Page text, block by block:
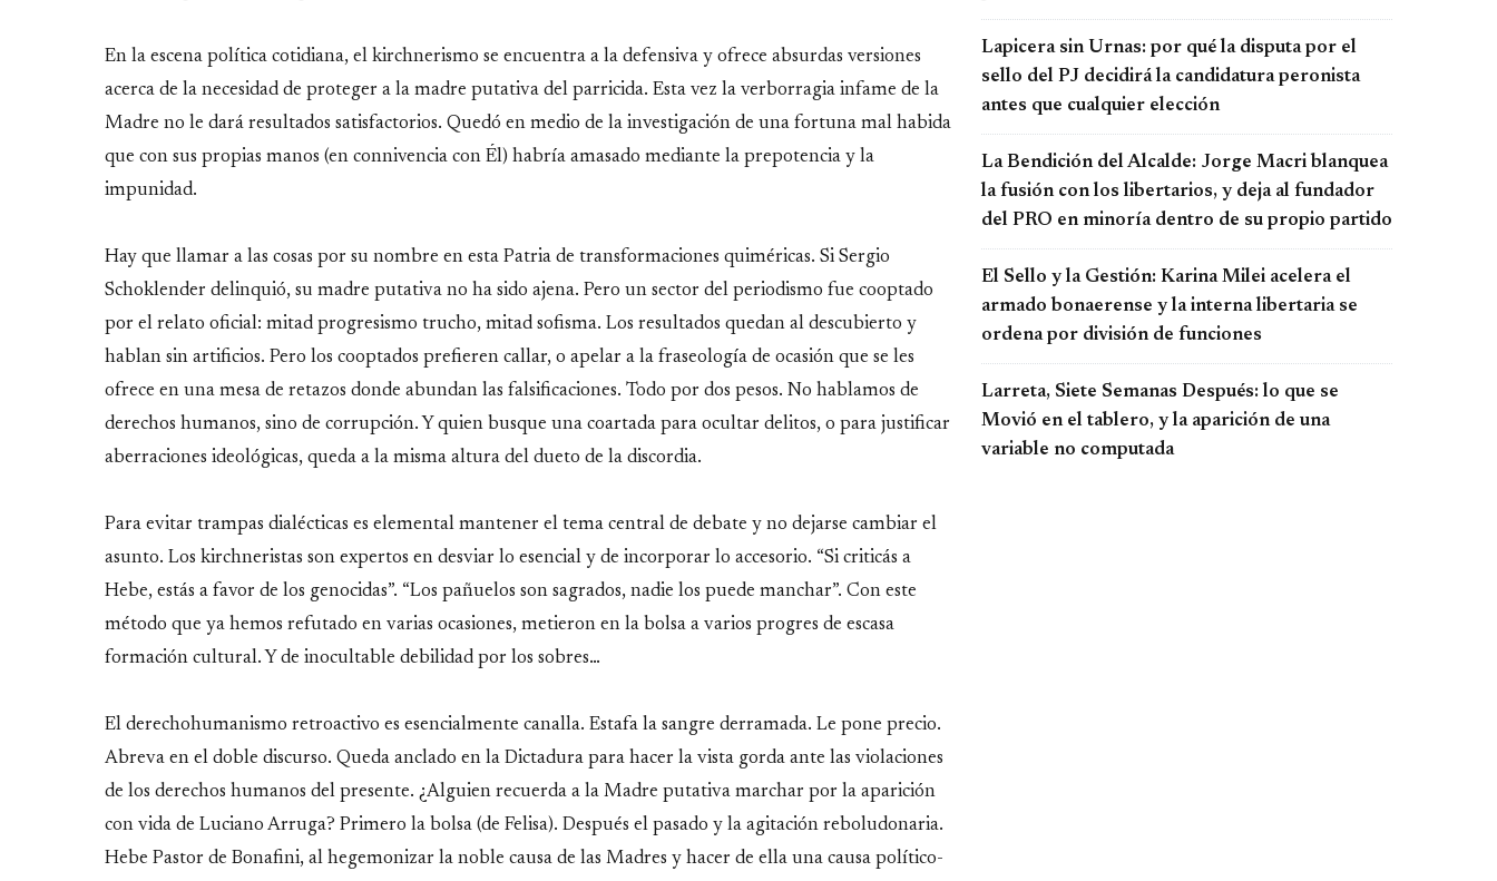
En la escena política cotidiana, el kirchnerismo se encuentra a la defensiva y ofrece absurdas versiones
acerca de la necesidad de proteger a la madre putativa del parricida. Esta vez la verborragia infame de la
Madre no le dará resultados satisfactorios. Quedó en medio de la investigación de una fortuna mal habida
que con sus propias manos (en connivencia con Él) habría amasado mediante la prepotencia y la
impunidad.
Hay que llamar a las cosas por su nombre en esta Patria de transformaciones quiméricas. Si Sergio
Schoklender delinquió, su madre putativa no ha sido ajena. Pero un sector del periodismo fue cooptado
por el relato oficial: mitad progresismo trucho, mitad sofisma. Los resultados quedan al descubierto y
hablan sin artificios. Pero los cooptados prefieren callar, o apelar a la fraseología de ocasión que se les
ofrece en una mesa de retazos donde abundan las falsificaciones. Todo por dos pesos. No hablamos de
derechos humanos, sino de corrupción. Y quien busque una coartada para ocultar delitos, o para justificar
aberraciones ideológicas, queda a la misma altura del dueto de la discordia.
Para evitar trampas dialécticas es elemental mantener el tema central de debate y no dejarse cambiar el
asunto. Los kirchneristas son expertos en desviar lo esencial y de incorporar lo accesorio. “Si criticás a
Hebe, estás a favor de los genocidas”. “Los pañuelos son sagrados, nadie los puede manchar”. Con este
método que ya hemos refutado en varias ocasiones, metieron en la bolsa a varios progres de escasa
formación cultural. Y de inocultable debilidad por los sobres…
El derechohumanismo retroactivo es esencialmente canalla. Estafa la sangre derramada. Le pone precio.
Abreva en el doble discurso. Queda anclado en la Dictadura para hacer la vista gorda ante las violaciones
de los derechos humanos del presente. ¿Alguien recuerda a la Madre putativa marchar por la aparición
con vida de Luciano Arruga? Primero la bolsa (de Felisa). Después el pasado y la agitación reboludonaria.
Hebe Pastor de Bonafini, al hegemonizar la noble causa de las Madres y hacer de ella una causa político-
Lapicera sin Urnas: por qué la disputa por el
sello del PJ decidirá la candidatura peronista
antes que cualquier elección
La Bendición del Alcalde: Jorge Macri blanquea
la fusión con los libertarios, y deja al fundador
del PRO en minoría dentro de su propio partido
El Sello y la Gestión: Karina Milei acelera el
armado bonaerense y la interna libertaria se
ordena por división de funciones
Larreta, Siete Semanas Después: lo que se
Movió en el tablero, y la aparición de una
variable no computada